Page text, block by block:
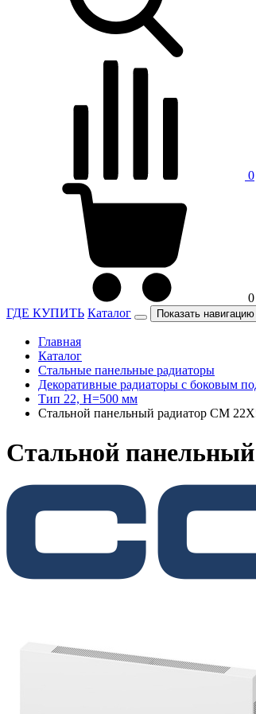
0
0
ГДЕ КУПИТЬ Каталог Показать навигацию
Главная
Каталог
Стальные панельные радиаторы
Декоративные радиаторы с боковым
Тип 22, H=500 мм
Стальной панельный радиатор CM
Стальной